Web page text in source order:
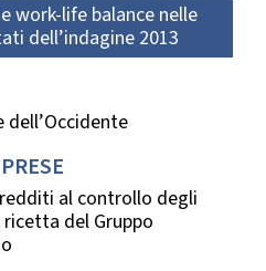
work-life balance nelle
dell’indagine 2013
dell’Occidente
al controllo degli
del Gruppo